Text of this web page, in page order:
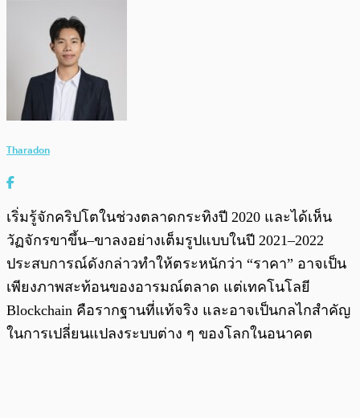
Tharadon
เริ่มรู้จักคริปโตในช่วงตลาดกระทิงปี 2020 และได้เห็น
วัฏจักรขาขึ้น–ขาลงอย่างเต็มรูปแบบในปี 2021–2022
ประสบการณ์ดังกล่าวทำให้ตระหนักว่า “ราคา” อาจเป็น
เพียงภาพสะท้อนของอารมณ์ตลาด แต่เทคโนโลยี
Blockchain คือรากฐานที่แท้จริง และอาจเป็นกลไกสำคัญ
ในการเปลี่ยนแปลงระบบต่าง ๆ ของโลกในอนาคต